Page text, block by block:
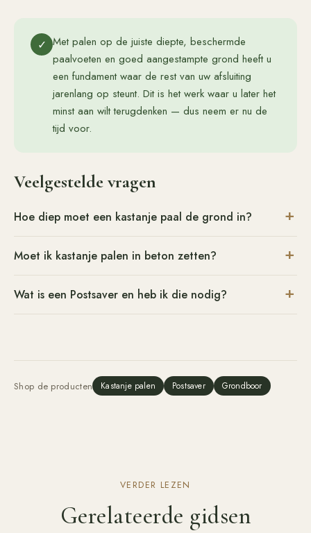
✓ Met palen op de juiste diepte, beschermde
paalvoeten en goed aangestampte grond heeft u
een fundament waar de rest van uw afsluiting
jarenlang op steunt. Dit is het werk waar u later het
minst aan wilt terugdenken — dus neem er nu de
tijd voor.
Veelgestelde vragen
Hoe diep moet een kastanje paal de grond in?
Moet ik kastanje palen in beton zetten?
Wat is een Postsaver en heb ik die nodig?
Shop de producten Kastanje palen Postsaver Grondboor
VERDER LEZEN
Gerelateerde gidsen